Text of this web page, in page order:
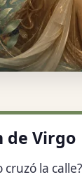
de Virgo
cruzó la